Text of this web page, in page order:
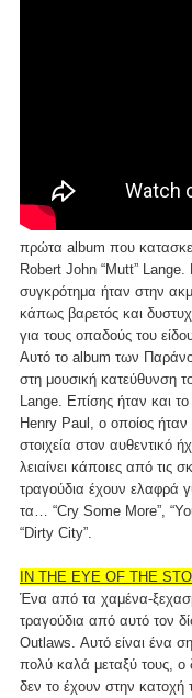
πρώτα album που
Robert John “Mutt” Lange.
συγκρότημα ήταν στην
κάπως βαρετός και
για τους οπαδούς του
Αυτό το album των
στη μουσική κατεύθυνση
Lange. Επίσης ήταν και
Henry Paul, ο οποίος
στοιχεία στον
λειαίνει κάποιες από τις
τραγούδια έχουν ελαφρά
τα… “Cry Some More”,
“Dirty City”.
IN THE EYE OF THE
Ένα από τα χαμένα-
τραγούδια από αυτό τον
Outlaws. Αυτό είναι ένα
πολύ καλά μεταξύ τους,
δεν το έχουν στην κατοχή